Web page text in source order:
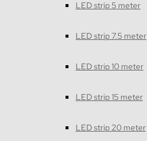
LED strip 5 meter
LED strip 7.5 meter
LED strip 10 meter
LED strip 15 meter
LED strip 20 meter